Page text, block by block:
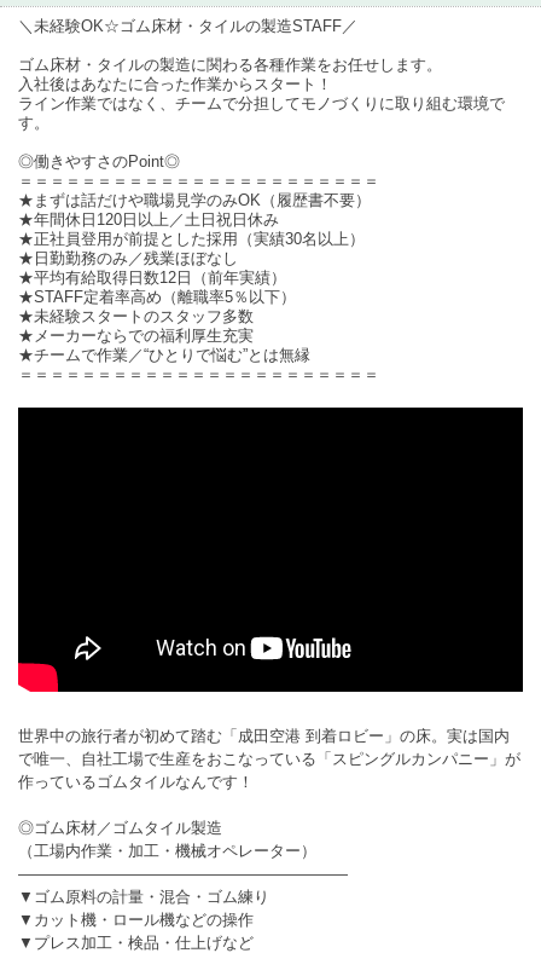
＼未経験OK☆ゴム床材・タイルの製造STAFF／
ゴム床材・タイルの製造に関わる各種作業をお任せします。
入社後はあなたに合った作業からスタート！
ライン作業ではなく、チームで分担してモノづくりに取り組む環境で
す。
◎働きやすさのPoint◎
＝＝＝＝＝＝＝＝＝＝＝＝＝＝＝＝＝＝＝＝＝＝＝
★まずは話だけや職場見学のみOK（履歴書不要）
★年間休日120日以上／土日祝日休み
★正社員登用が前提とした採用（実績30名以上）
★日勤勤務のみ／残業ほぼなし
★平均有給取得日数12日（前年実績）
★STAFF定着率高め（離職率5％以下）
★未経験スタートのスタッフ多数
★メーカーならでの福利厚生充実
★チームで作業／“ひとりで悩む”とは無縁
＝＝＝＝＝＝＝＝＝＝＝＝＝＝＝＝＝＝＝＝＝＝＝
世界中の旅行者が初めて踏む「成田空港 到着ロビー」の床。実は国内
で唯一、自社工場で生産をおこなっている「スピングルカンパニー」が
作っているゴムタイルなんです！
◎ゴム床材／ゴムタイル製造
（工場内作業・加工・機械オペレーター）
―――――――――――――――――――――
▼ゴム原料の計量・混合・ゴム練り
▼カット機・ロール機などの操作
▼プレス加工・検品・仕上げなど